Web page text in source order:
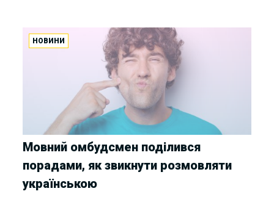
НОВИНИ
Мовний омбудсмен поділився
порадами, як звикнути розмовляти
українською